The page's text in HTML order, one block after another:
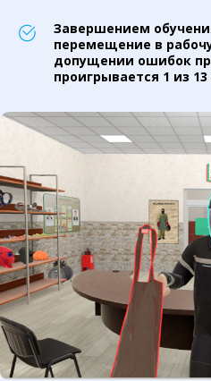
Завершением
перемещение в
допущении ошибок
проигрывается 1 из